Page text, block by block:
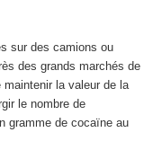
sur des camions ou
des grands marchés de
la valeur de la
le nombre de
gramme de cocaïne au